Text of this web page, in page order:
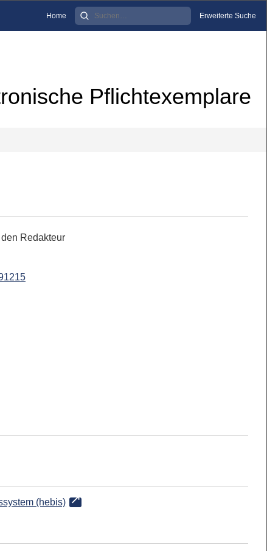
Home Erweiterte Suche
Pflichtexemplare
Redakteur
(hebis)